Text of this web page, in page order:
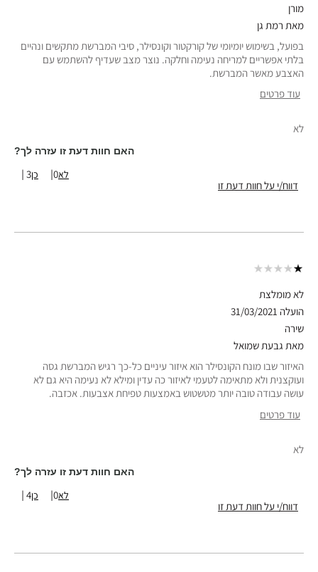
מורן
מאת רמת גן
בפועל, בשימוש יומיומי של קורקטור וקונסילר, סיבי המברשת מתקשים ונהיים
בלתי אפשריים למריחה נעימה וחלקה. נוצר מצב שעדיף להשתמש עם
האצבע מאשר המברשת.
עוד פרטים
לא
האם חוות דעת זו עזרה לך?
3
0
דווח/י על חוות דעת זו
לא מומלצת
הועלה 31/03/2021
שירה
מאת גבעת שמואל
האיזור שבו מונח הקונסילר הוא איזור עיניים כל-כך רגיש המברשת גסה
ועוקצנית ולא מתאימה לטעמי לאיזור כה עדין ומילא לא נעימה היא גם לא
עושה עבודה טובה יותר מטשטוש באמצעות טפיחת אצבעות. אכזבה.
עוד פרטים
לא
האם חוות דעת זו עזרה לך?
4
0
דווח/י על חוות דעת זו